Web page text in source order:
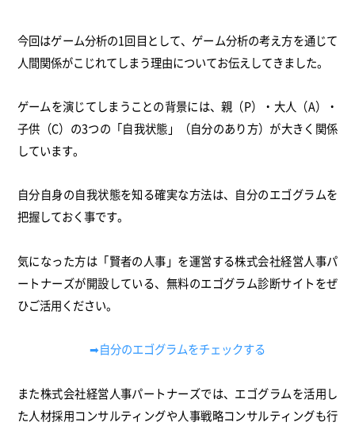
今回はゲーム分析の1回目として、ゲーム分析の考え方を通じて
人間関係がこじれてしまう理由についてお伝えしてきました。
ゲームを演じてしまうことの背景には、親（P）・大人（A）・
子供（C）の3つの「自我状態」（自分のあり方）が大きく関係
しています。
自分自身の自我状態を知る確実な方法は、自分のエゴグラムを
把握しておく事です。
気になった方は「賢者の人事」を運営する株式会社経営人事パ
ートナーズが開設している、無料のエゴグラム診断サイトをぜ
ひご活用ください。
➡自分のエゴグラムをチェックする
また株式会社経営人事パートナーズでは、エゴグラムを活用し
た人材採用コンサルティングや人事戦略コンサルティングも行